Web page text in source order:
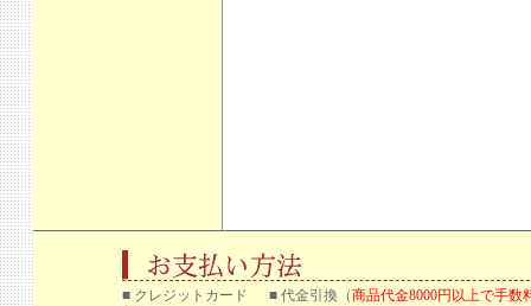
■ クレジットカード ■ 代金引換（商品代金8000円以上で手数